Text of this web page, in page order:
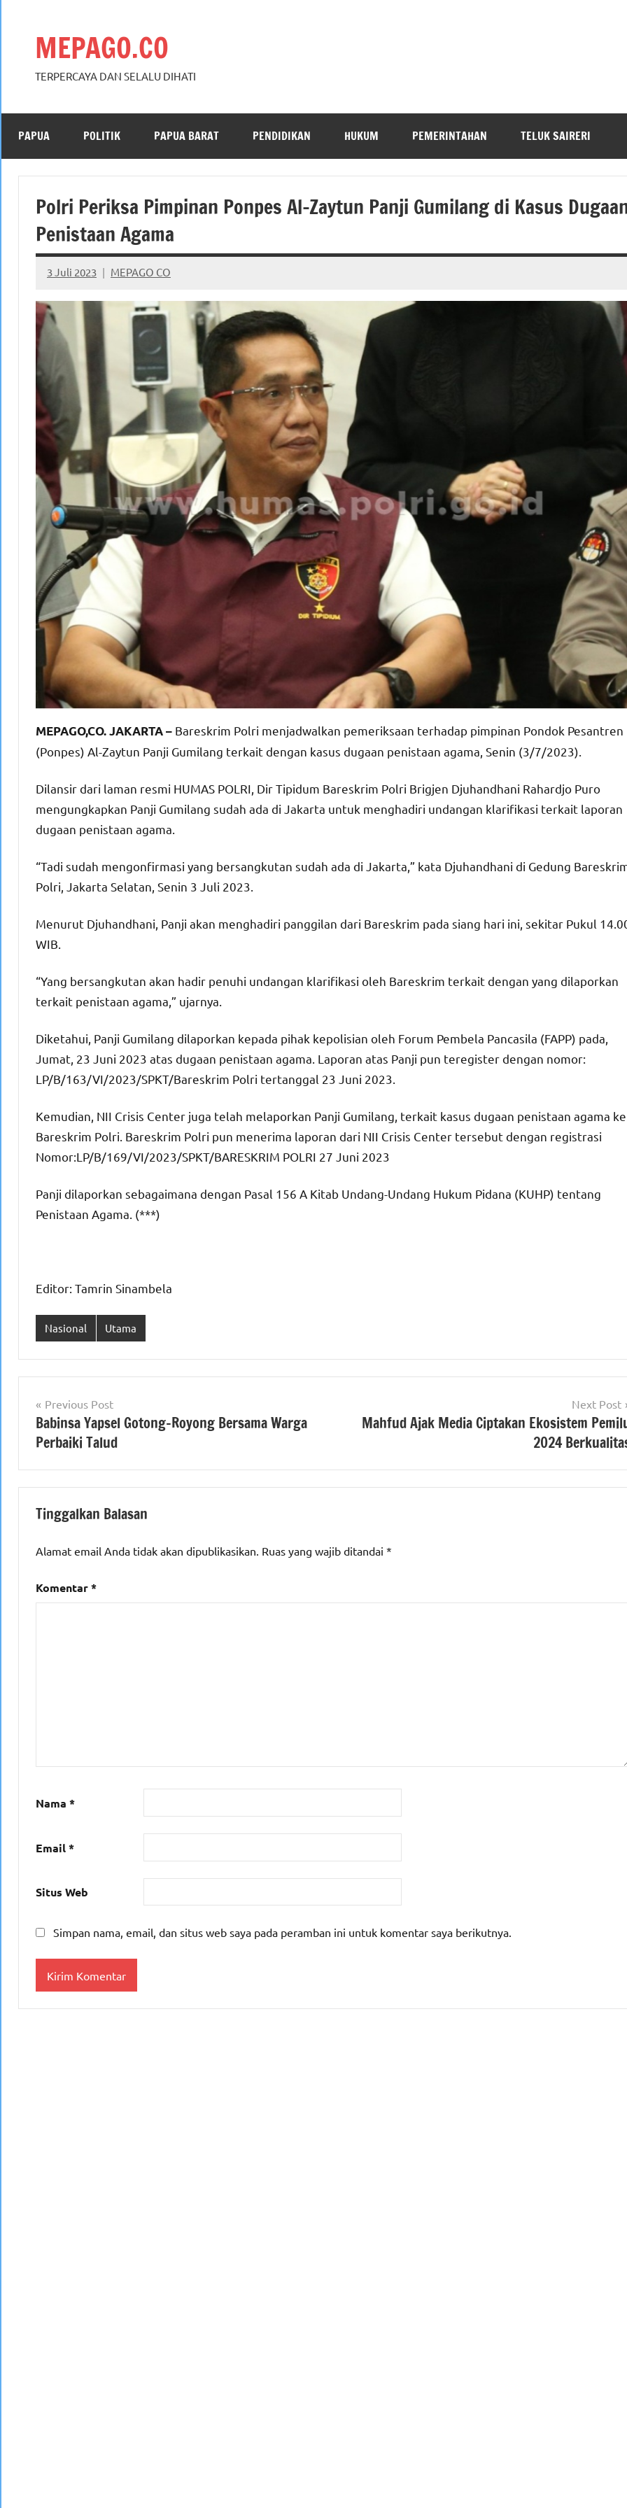
MEPAGO.CO
TERPERCAYA DAN SELALU DIHATI
PAPUA POLITIK PAPUA BARAT PENDIDIKAN HUKUM PEMERINTAHAN TELUK SAIRERI
Polri Periksa Pimpinan Ponpes Al-Zaytun Panji Gumilang di Kasus
Penistaan Agama
3 Juli 2023 MEPAGO CO
No
comments
MEPAGO,CO. JAKARTA – Bareskrim Polri menjadwalkan pemeriksaan terhadap pimpinan Pondok Pesantren
(Ponpes) Al-Zaytun Panji Gumilang terkait dengan kasus dugaan penistaan agama, Senin (3/7/2023).
Dilansir dari laman resmi HUMAS POLRI, Dir Tipidum Bareskrim Polri Brigjen Djuhandhani Rahardjo Puro
mengungkapkan Panji Gumilang sudah ada di Jakarta untuk menghadiri undangan klarifikasi terkait laporan
dugaan penistaan agama.
“Tadi sudah mengonfirmasi yang bersangkutan sudah ada di Jakarta,” kata Djuhandhani di Gedung
Polri, Jakarta Selatan, Senin 3 Juli 2023.
Menurut Djuhandhani, Panji akan menghadiri panggilan dari Bareskrim pada siang hari ini, sekitar Pukul
WIB.
“Yang bersangkutan akan hadir penuhi undangan klarifikasi oleh Bareskrim terkait dengan yang dilaporkan
terkait penistaan agama,” ujarnya.
Diketahui, Panji Gumilang dilaporkan kepada pihak kepolisian oleh Forum Pembela Pancasila (FAPP) pada,
Jumat, 23 Juni 2023 atas dugaan penistaan agama. Laporan atas Panji pun teregister dengan nomor:
LP/B/163/VI/2023/SPKT/Bareskrim Polri tertanggal 23 Juni 2023.
Kemudian, NII Crisis Center juga telah melaporkan Panji Gumilang, terkait kasus dugaan penistaan agama ke
Bareskrim Polri. Bareskrim Polri pun menerima laporan dari NII Crisis Center tersebut dengan registrasi
Nomor:LP/B/169/VI/2023/SPKT/BARESKRIM POLRI 27 Juni 2023
Panji dilaporkan sebagaimana dengan Pasal 156 A Kitab Undang-Undang Hukum Pidana (KUHP) tentang
Penistaan Agama. (***)
Editor: Tamrin Sinambela
Nasional Utama
Navigasi
pos
Previous Post
Babinsa Yapsel Gotong-Royong Bersama Warga
Perbaiki Talud
Next Post
Mahfud Ajak Media Ciptakan Ekosistem
2024
Tinggalkan Balasan
Alamat email Anda tidak akan dipublikasikan. Ruas yang wajib ditandai *
Komentar*
Nama *
Email*
Situs Web
Simpan nama, email, dan situs web saya pada peramban ini untuk komentar saya berikutnya.